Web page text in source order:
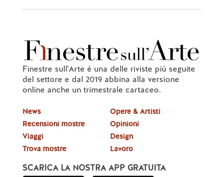
Finestre sull'Arte è una delle riviste più seguite
del settore e dal 2019 abbina alla versione
online anche un trimestrale cartaceo.
News
Recensioni mostre
Viaggi
Trova mostre
Opere & Artisti
Opinioni
Design
Lavoro
SCARICA LA NOSTRA APP GRATUITA